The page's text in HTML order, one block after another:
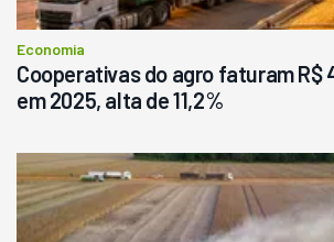
Economia
Cooperativas do agro faturam R$
em 2025, alta de 11,2%